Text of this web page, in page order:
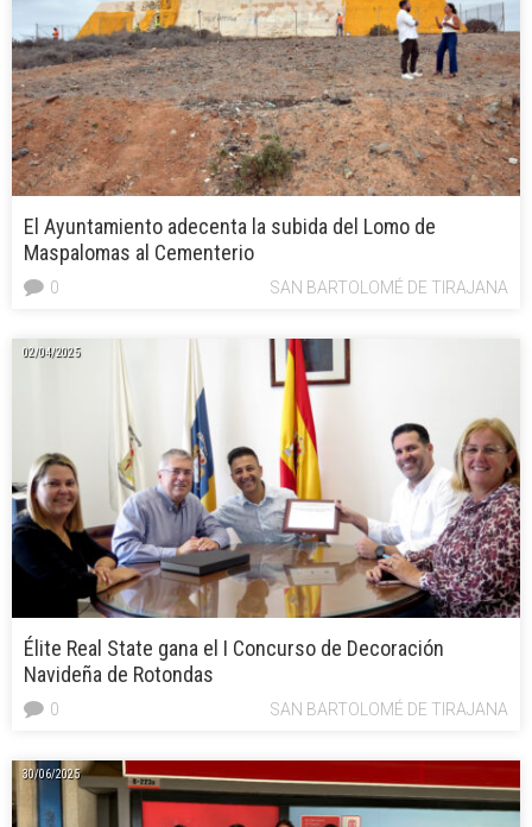
El Ayuntamiento adecenta la subida del Lomo de
Maspalomas al Cementerio
SAN BARTOLOMÉ DE TIRAJANA
0
02/04/2025
Élite Real State gana el I Concurso de Decoración
Navideña de Rotondas
SAN BARTOLOMÉ DE TIRAJANA
0
30/06/2025